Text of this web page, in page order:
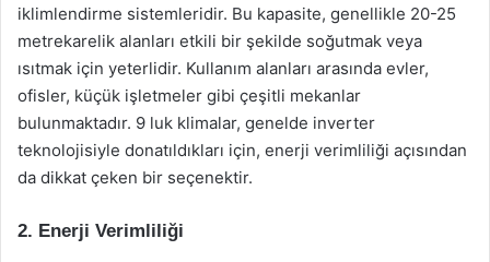
iklimlendirme sistemleridir. Bu kapasite, genellikle 20-25
metrekarelik alanları etkili bir şekilde soğutmak veya
ısıtmak için yeterlidir. Kullanım alanları arasında evler,
ofisler, küçük işletmeler gibi çeşitli mekanlar
bulunmaktadır. 9 luk klimalar, genelde inverter
teknolojisiyle donatıldıkları için, enerji verimliliği açısından
da dikkat çeken bir seçenektir.
2. Enerji Verimliliği